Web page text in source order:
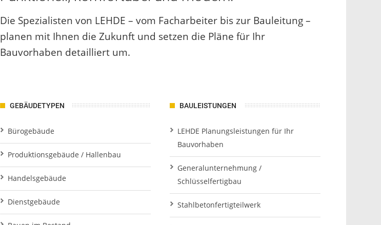
Die Spezialisten von LEHDE – vom Fach­ar­bei­ter bis zur Bau­lei­tung –
planen mit Ihnen die Zukunft und setzen die Pläne für Ihr
Bauvorhaben detailliert um.
GEBÄUDETYPEN
Bürogebäude
Produktionsgebäude / Hallenbau
Handelsgebäude
Dienstgebäude
BAULEISTUNGEN
LEHDE Planungsleistungen für Ihr
Bauvorhaben
Generalunternehmung /
Schlüsselfertigbau
Stahlbetonfertigteilwerk